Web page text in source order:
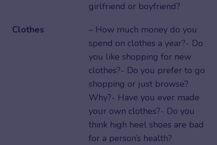
girlfriend or boyfriend?
Clothes
– How much money do you
spend on clothes a year?- Do
you like shopping for new
clothes?- Do you prefer to go
shopping or just browse?
Why?- Have you ever made
your own clothes?- Do you
think high heel shoes are bad
for a person’s health?